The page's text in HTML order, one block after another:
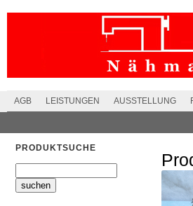
AGB LEISTUNGEN AUSSTELLUNG
PRODUKTSUCHE